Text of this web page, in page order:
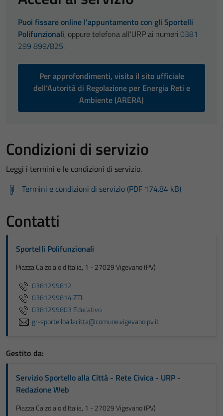
Puoi fissare online l’appuntamento con gli Sportelli
Polifunzionali, oppure telefona all'URP ai numeri 0381
299 899/825.
Per approfondimenti, visita il sito ufficiale
dell’Autorità di Regolazione per Energia Reti e
Ambiente (ARERA)
Condizioni di servizio
Leggi i termini e le condizioni di servizio.
Termini e condizioni di servizio (PDF 174.84 kB)
Contatti
Sportelli Polifunzionali
Piazza Calzolaio d'Italia, 1 - 27029 Vigevano (PV)
0381299812
0381299814 ZTL
0381299803 Educativo
gr-sportelloallacitta@comune.vigevano.pv.it
Gestito da:
Servizio Sportello alla Città - Rete Civica - URP -
Redazione Web
Piazza Calzolaio d'Italia, 1 - 27029 Vigevano (PV)